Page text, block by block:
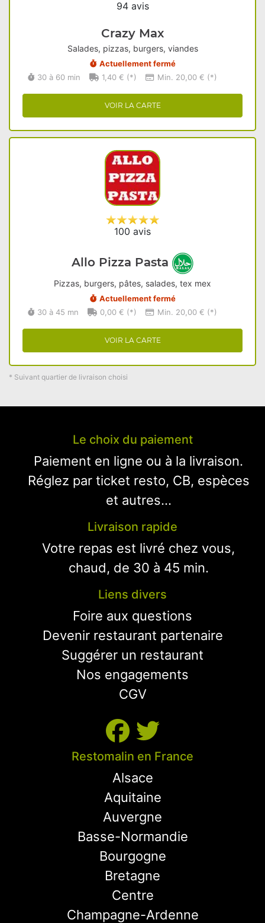
94 avis
Crazy Max
Salades, pizzas, burgers, viandes
Actuellement fermé
30 à 60 min
1,40 € (*) Min. 20,00 € (*)
VOIR LA CARTE
100 avis
Allo Pizza Pasta
Pizzas, burgers, pâtes, salades, tex mex
Actuellement fermé
30 à 45 mn
0,00 € (*) Min. 20,00 € (*)
VOIR LA CARTE
* Suivant quartier de livraison choisi
Le choix du paiement
Paiement en ligne ou à la livraison.
Réglez par ticket resto, CB, espèces
et autres...
Livraison rapide
Votre repas est livré chez vous,
chaud, de 30 à 45 min.
Liens divers
Foire aux questions
Devenir restaurant partenaire
Suggérer un restaurant
Nos engagements
CGV
Restomalin en France
Alsace
Aquitaine
Auvergne
Basse-Normandie
Bourgogne
Bretagne
Centre
Champagne-Ardenne